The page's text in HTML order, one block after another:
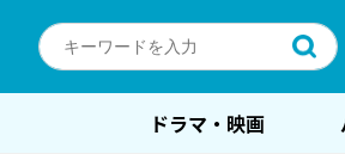
ドラマ・映画